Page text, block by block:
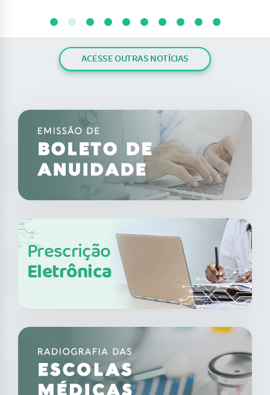
ACESSE OUTRAS NOTÍCIAS
Prescrição
Eletrônica